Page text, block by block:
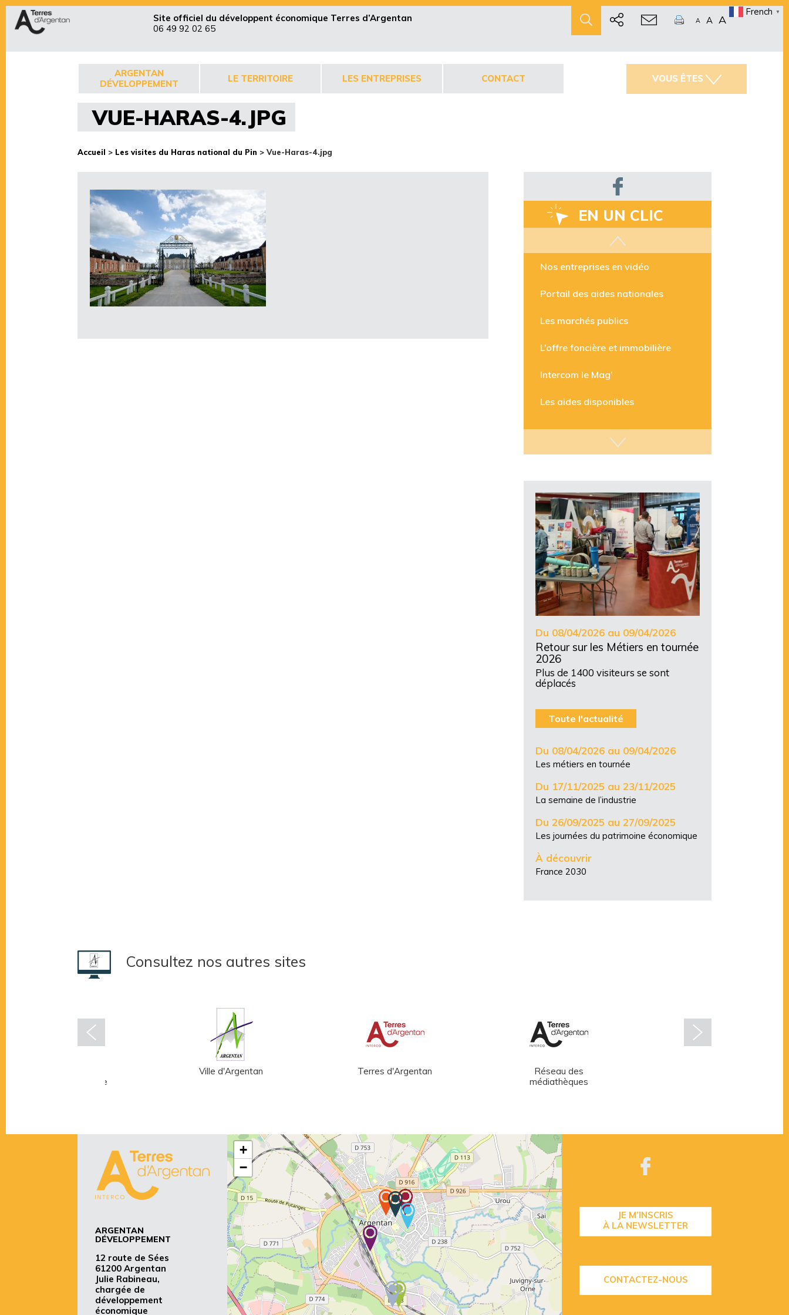
Site officiel du développent économique Terres d’Argentan
06 49 92 02 65
A A A
French ▼
ARGENTAN
DÉVELOPPEMENT
LE TERRITOIRE LES ENTREPRISES CONTACT VOUS ÊTES
VUE-HARAS-4.JPG
Accueil > Les visites du Haras national du Pin > Vue-Haras-4.jpg
EN UN CLIC
Les aides disponibles
Du 08/04/2026 au 09/04/2026
Retour sur les Métiers en tournée
2026
Plus de 1400 visiteurs se sont
déplacés
Toute l'actualité
Du 08/04/2026 au 09/04/2026
Les métiers en tournée
Du 17/11/2025 au 23/11/2025
La semaine de l’industrie
Du 26/09/2025 au 27/09/2025
Les journées du patrimoine économique
À découvrir
France 2030
Consultez nos autres sites
Léger - André Mare
Ville d'Argentan Terres d'Argentan
Réseau des
médiathèques
ARGENTAN
DÉVELOPPEMENT
12 route de Sées
61200 Argentan
Julie Rabineau,
chargée de
développement
économique
+
−
JE M’INSCRIS
À LA NEWSLETTER
CONTACTEZ-NOUS